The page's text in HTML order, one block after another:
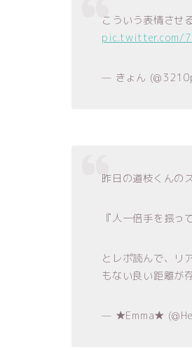
こういう表情させ
pic.twitter.com/
— きょん
昨日の道枝くんの
『人一倍手を振っ
とレポ読んで、リ
もない良い距離が
— ★Emma★